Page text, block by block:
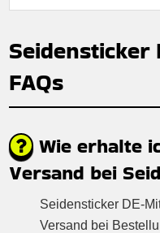
Seidensticker
FAQs
Wie erhalte
Versand bei
Seidensticker DE-
Versand bei